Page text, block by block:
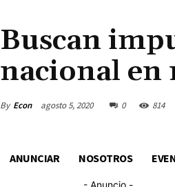
Buscan
nacional en
By Econ agosto 5, 2020 0 814
ANUNCIAR NOSOTROS